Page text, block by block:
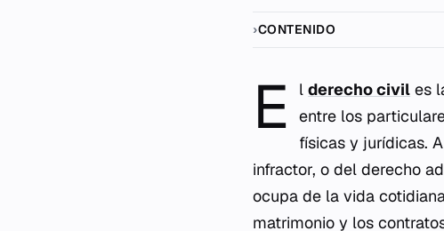
CONTENIDO
E lderecho civil es
entre los
físicas y jurídicas.
infractor, o del derecho
ocupa de la vida
matrimonio y los